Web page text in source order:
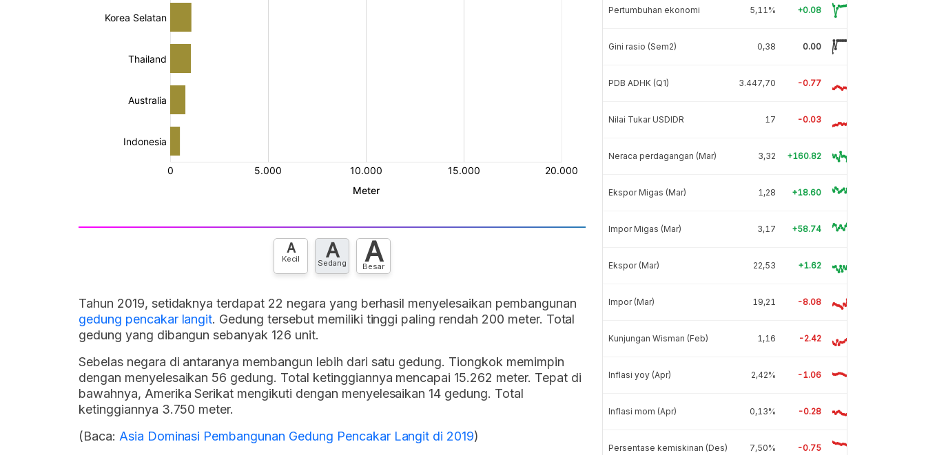
A
Kecil A
Sedang A
Besar
Tahun 2019, setidaknya terdapat 22 negara yang berhasil menyelesaikan pembangunan
gedung pencakar langit. Gedung tersebut memiliki tinggi paling rendah 200 meter. Total
gedung yang dibangun sebanyak 126 unit.
Sebelas negara di antaranya membangun lebih dari satu gedung. Tiongkok memimpin
dengan menyelesaikan 56 gedung. Total ketinggiannya mencapai 15.262 meter. Tepat di
bawahnya, Amerika Serikat mengikuti dengan menyelesaikan 14 gedung. Total
ketinggiannya 3.750 meter.
(Baca: Asia Dominasi Pembangunan Gedung Pencakar Langit di 2019)
Pertumbuhan ekonomi 5,11% +0.08
Gini rasio (Sem2) 0,38 0.00
PDB ADHK (Q1) 3.447,70 -0.77
Nilai Tukar USDIDR 17 -0.03
Neraca perdagangan (Mar) 3,32 +160.82
Ekspor Migas (Mar) 1,28 +18.60
Impor Migas (Mar) 3,17 +58.74
Ekspor (Mar) 22,53 +1.62
Impor (Mar) 19,21 -8.08
Kunjungan Wisman (Feb) 1,16 -2.42
Inflasi yoy (Apr) 2,42% -1.06
Inflasi mom (Apr) 0,13% -0.28
Persentase kemiskinan (Des) 7,50% -0.75